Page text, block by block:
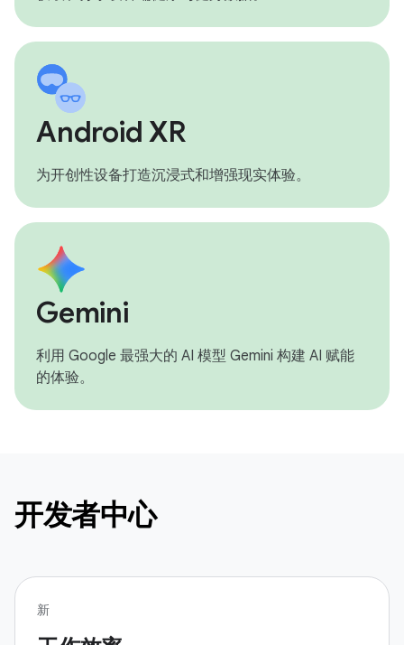
Android XR
为开创性设备打造沉浸式和增强现实体验。
Gemini
利用 Google 最强大的 AI 模型 Gemini 构建 AI 赋能
的体验。
开发者中心
新